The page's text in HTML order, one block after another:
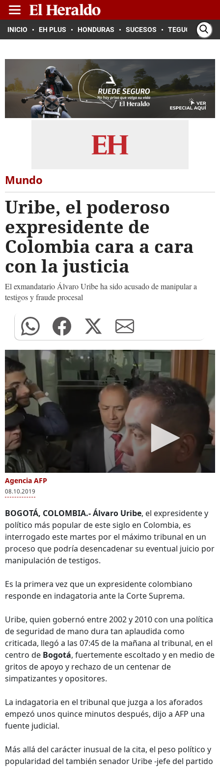
INICIO EH PLUS HONDURAS SUCESOS TEGUCIGALPA
Mundo
Uribe, el poderoso
expresidente de
Colombia cara a cara
con la justicia
El exmandatario Álvaro Uribe ha sido acusado de manipular a
testigos y fraude procesal
seconds
of
0
seconds
Agencia AFP
08.10.2019
BOGOTÁ, COLOMBIA.-Álvaro Uribe, el expresidente y
político más popular de este siglo en Colombia, es
interrogado este martes por el máximo tribunal en un
proceso que podría desencadenar su eventual juicio por
manipulación de testigos.
Es la primera vez que un expresidente colombiano
responde en indagatoria ante la Corte Suprema.
Uribe, quien gobernó entre 2002 y 2010 con una política
de seguridad de mano dura tan aplaudida como
criticada, llegó a las 07:45 de la mañana al tribunal, en el
centro de Bogotá, fuertemente escoltado y en medio de
gritos de apoyo y rechazo de un centenar de
simpatizantes y opositores.
La indagatoria en el tribunal que juzga a los aforados
empezó unos quince minutos después, dijo a AFP una
fuente judicial.
Más allá del carácter inusual de la cita, el peso político y
popularidad del también senador Uribe -jefe del partido